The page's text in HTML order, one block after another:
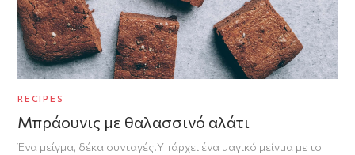
RECIPES
Μπράουνις με θαλασσινό αλάτι
Ένα μείγμα, δέκα συνταγές!Υπάρχει ένα μαγικό μείγμα με το